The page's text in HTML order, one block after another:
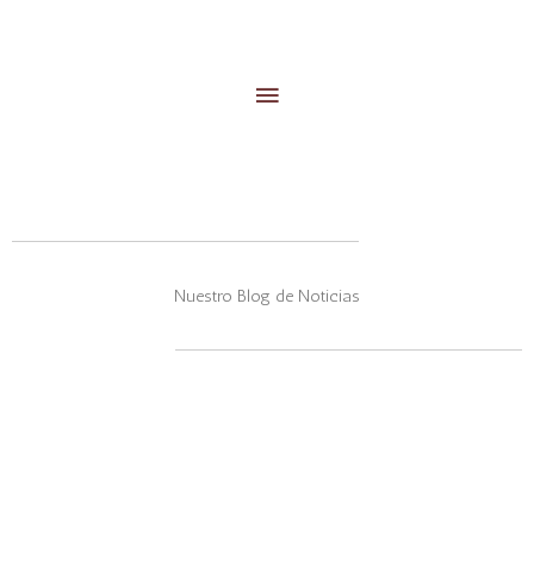
principal
Nuestro Blog de Noticias